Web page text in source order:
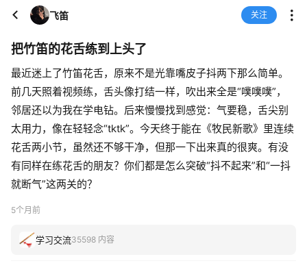
飞笛 关注
把竹笛的花舌练到上头了
最近迷上了竹笛花舌，原来不是光靠嘴皮子抖两下那么简单。
前几天照着视频练，舌头像打结一样，吹出来全是“噗噗噗”，
邻居还以为我在学电钻。后来慢慢找到感觉：气要稳，舌尖别
太用力，像在轻轻念“tktk”。今天终于能在《牧民新歌》里连续
花舌两小节，虽然还不够干净，但那一下出来真的很爽。有没
有同样在练花舌的朋友？你们都是怎么突破“抖不起来”和“一抖
就断气”这两关的？
5个月前
学习交流35598 内容